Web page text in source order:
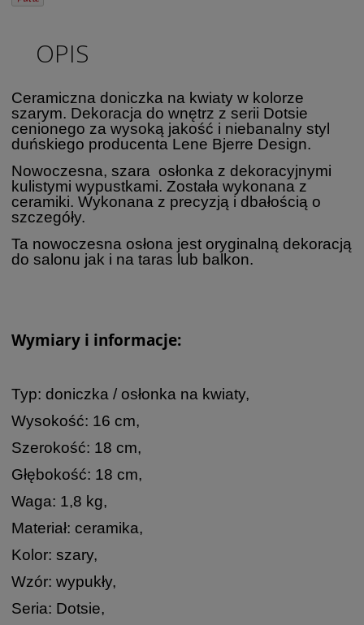
OPIS
Ceramiczna doniczka na kwiaty w kolorze
szarym. Dekoracja do wnętrz z serii Dotsie
cenionego za wysoką jakość i niebanalny styl
duńskiego producenta Lene Bjerre Design.
Nowoczesna, szara osłonka z dekoracyjnymi
kulistymi wypustkami. Została wykonana z
ceramiki. Wykonana z precyzją i dbałością o
szczegóły.
Ta nowoczesna osłona jest oryginalną dekoracją
do salonu jak i na taras lub balkon.
Wymiary i informacje:
Typ: doniczka / osłonka na kwiaty,
Wysokość: 16 cm,
Szerokość: 18 cm,
Głębokość: 18 cm,
Waga: 1,8 kg,
Materiał: ceramika,
Kolor: szary,
Wzór: wypukły,
Seria: Dotsie,